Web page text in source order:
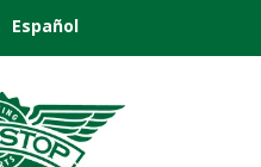
Español